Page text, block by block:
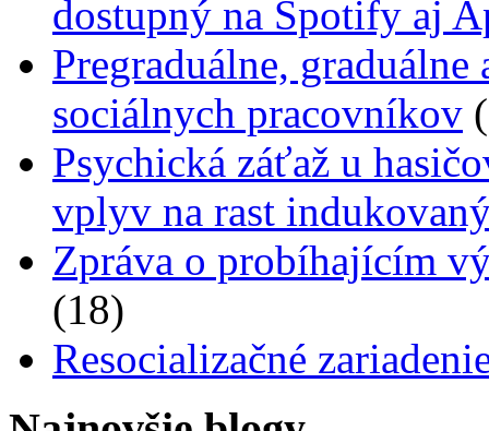
dostupný na Spotify aj
Pregraduálne,
sociálnych pracovníkov
Psychická záťaž u
vplyv na rast
Zpráva o probíhajícím
(18)
Resocializačné